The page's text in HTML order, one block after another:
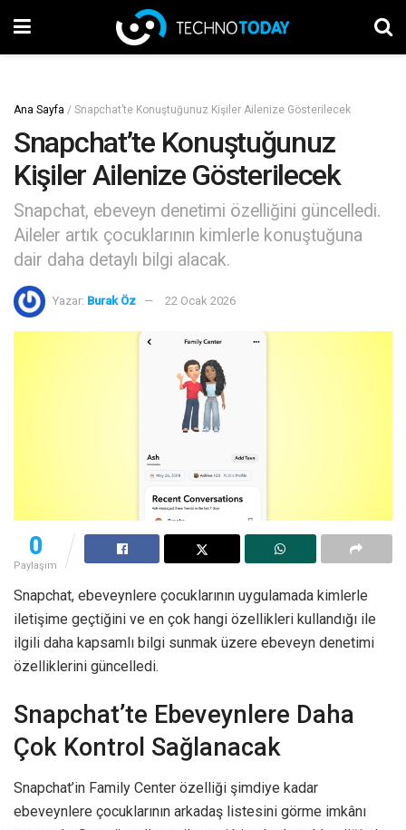
Ana Sayfa / Snapchat’te Konuştuğunuz Kişiler Ailenize Gösterilecek
Snapchat’te Konuştuğunuz
Kişiler Ailenize Gösterilecek
Snapchat, ebeveyn denetimi özelliğini güncelledi.
Aileler artık çocuklarının kimlerle konuştuğuna
dair daha detaylı bilgi alacak.
Yazar: Burak Öz 22 Ocak 2026
0
Paylaşım
Snapchat, ebeveynlere çocuklarının uygulamada kimlerle
iletişime geçtiğini ve en çok hangi özellikleri kullandığı ile
ilgili daha kapsamlı bilgi sunmak üzere ebeveyn denetimi
özelliklerini güncelledi.
Snapchat’te Ebeveynlere Daha
Çok Kontrol Sağlanacak
Snapchat’in Family Center özelliği şimdiye kadar
ebeveynlere çocuklarının arkadaş listesini görme imkânı